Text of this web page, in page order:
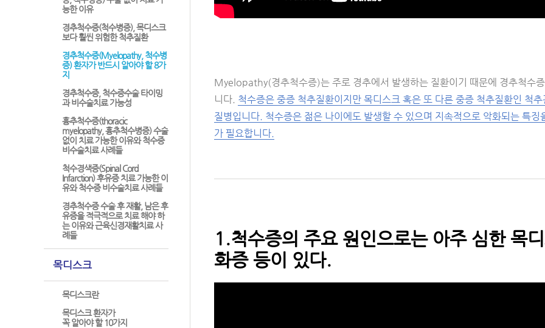
능한 이유
경추척수증(척수병증), 목디스크
보다 훨씬 위험한 척추질환
경추척수증(Myelopathy, 척수병
증) 환자가 반드시 알아야 할 8가
지
경추척수증, 척수증수술 타이밍
과 비수술치료 가능성
흉추척수증(thoracic
myelopathy, 흉추척수병증) 수술
없이 치료 가능한 이유와 척수증
비수술치료 사례들
척수경색증(Spinal Cord
Infarction) 후유증 치료 가능한 이
유와 척수증 비수술치료 사례들
경추척수증 수술 후 재활, 남은 후
유증을 적극적으로 치료 해야 하
는 이유와 근육신경재활치료 사
례들
목디스크
목디스크란
목디스크 환자가
꼭 알아야 할 10가지
Myelopathy(경추척수증)는 주로 경추에서 발생하는 질환이기 때문에 경추척수
니다. 척수증은 중증 척추질환이지만 목디스크 혹은 또 다른 중증 척추질환인 척
질병입니다. 척수증은 젊은 나이에도 발생할 수 있으며 지속적으로 악화되는 특징
가 필요합니다.
1.척수증의 주요 원인으로는 아주 심한 목
화증 등이 있다.